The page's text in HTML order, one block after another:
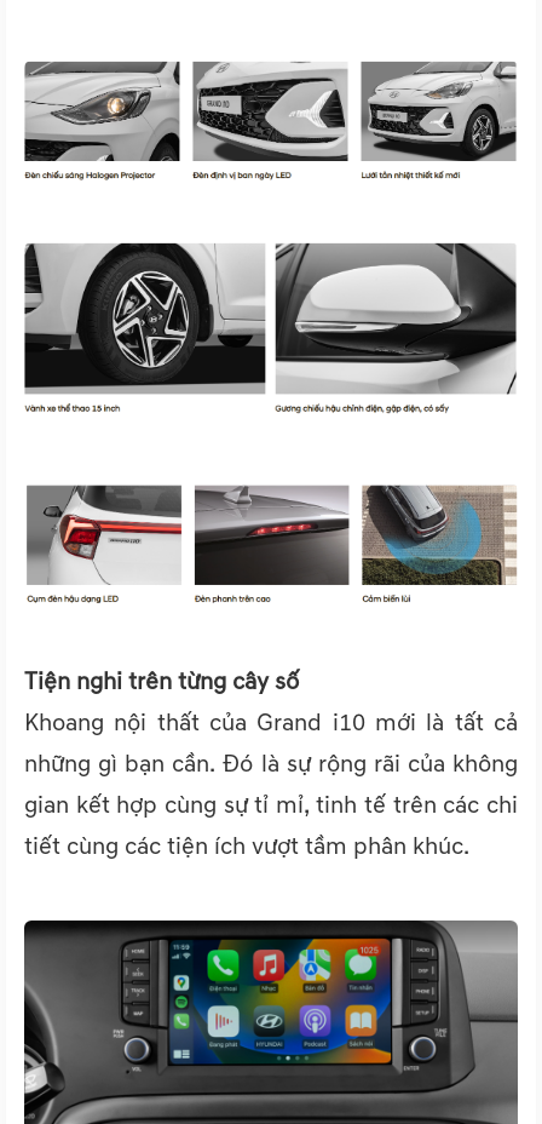
Tiện nghi trên từng cây số
Khoang nội thất của Grand i10 mới là tất cả
những gì bạn cần. Đó là sự rộng rãi của không
gian kết hợp cùng sự tỉ mỉ, tinh tế trên các chi
tiết cùng các tiện ích vượt tầm phân khúc.